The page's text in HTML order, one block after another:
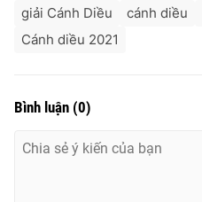
giải Cánh Diều
cánh diều
Cánh diều 2021
Bình luận (0)